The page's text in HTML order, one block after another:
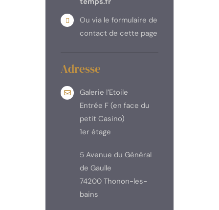
Ou via le formulaire de
contact de cette page
Adresse
Galerie l’Etoile
Entrée F (en face du
petit Casino)
1er étage
5 Avenue du Général
de Gaulle
74200 Thonon-les-
bains